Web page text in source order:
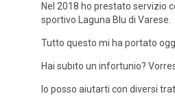
Nel 2018 ho prestato servizio
sportivo Laguna Blu di Varese.
Tutto questo mi ha portato
Hai subito un infortunio?
Io posso aiutarti con diversi